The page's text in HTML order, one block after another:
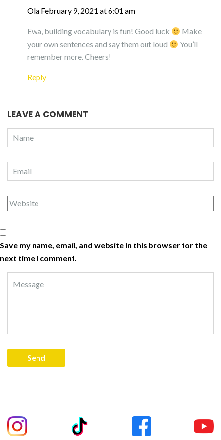
Ola February 9, 2021 at 6:01 am
Ewa, building vocabulary is fun! Good luck
Make
your own sentences and say them out loud
You’ll
remember more. Cheers!
Reply
LEAVE A COMMENT
Save my name, email, and website in this browser for the
next time I comment.